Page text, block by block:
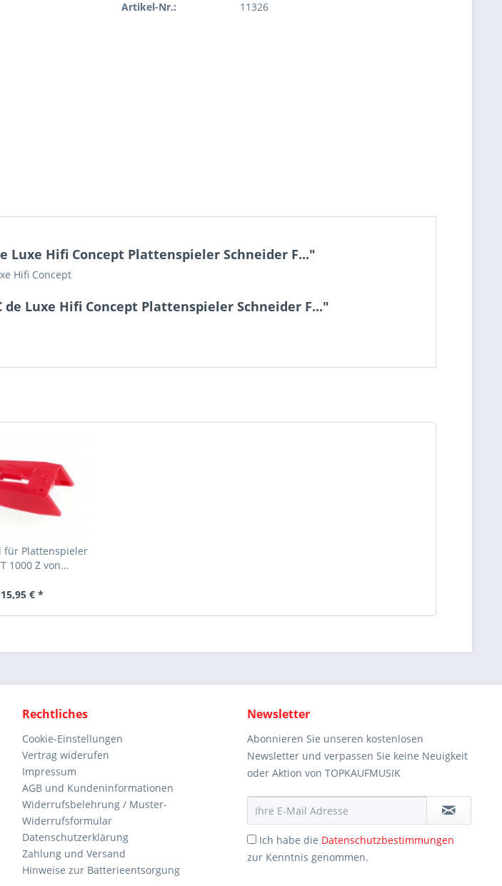
Artikel-Nr.: 11326
Hifi Concept Plattenspieler Schneider F..."
Hifi Concept
Luxe Hifi Concept Plattenspieler Schneider F..."
für Plattenspieler
1000 Z von...
15,95 € *
Rechtliches
Cookie-Einstellungen
Vertrag widerufen
Impressum
AGB und Kundeninformationen
Widerrufsbelehrung / Muster-
Widerrufsformular
Datenschutzerklärung
Zahlung und Versand
Hinweise zur Batterieentsorgung
Newsletter
Abonnieren Sie unseren kostenlosen
Newsletter und verpassen Sie keine Neuigkeit
oder Aktion von TOPKAUFMUSIK
Ich habe die Datenschutzbestimmungen
zur Kenntnis genommen.